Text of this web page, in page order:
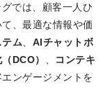
では、顧客一人ひ
、最適な情報や価
ム
AIチャットボ
DCO）
コンテキ
ンゲージメントを